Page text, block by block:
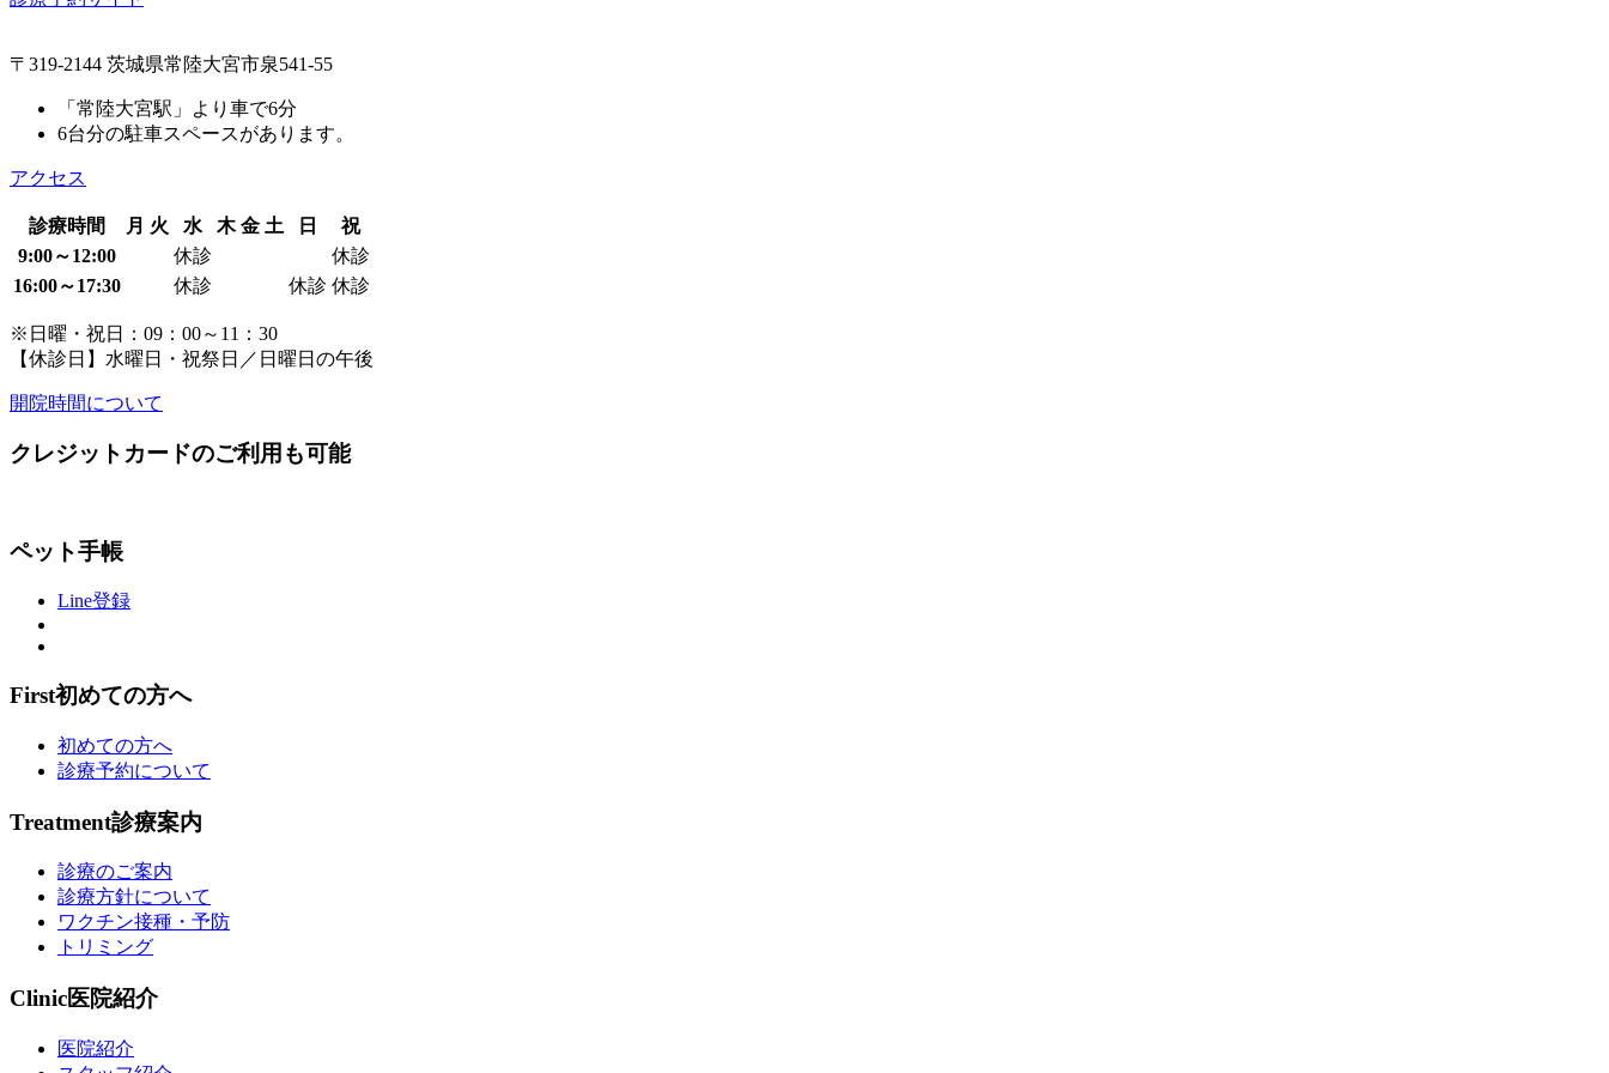
〒319-2144 茨城県常陸大宮市泉541-55
「常陸大宮駅」より車で6分
6台分の駐車スペースがあります。
アクセス
診療時間 月 火 水 木 金 土 日
祝
9:00～12:00
休診
休診
16:00～17:30
休診 休診 休診
※日曜・祝日：09：00～11：30
【休診日】水曜日・祝祭日／日曜日の午後
開院時間について
クレジットカードのご利用も可能
ペット手帳
Line登録
First初めての方へ
初めての方へ
診療予約について
Treatment診療案内
診療のご案内
診療方針について
ワクチン接種・予防
トリミング
Clinic医院紹介
医院紹介